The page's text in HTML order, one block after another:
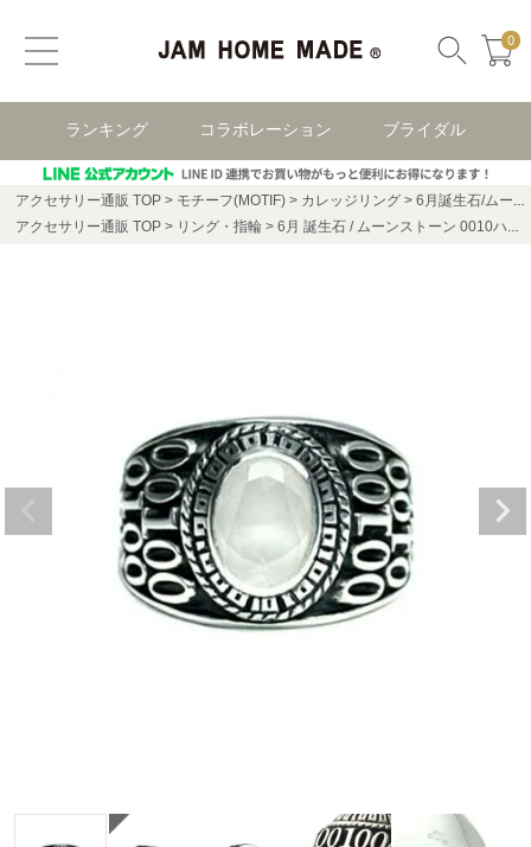
0
ランキング コラボレーション ブライダル
アクセサリー通販 TOP モチーフ(MOTIF) カレッジリング
6月誕生石/ムーンストーン0010ハイブリッドカレッジリングS/指輪
アクセサリー通販 TOP
リング・指輪 6月 誕生石 / ムーンストーン 0010ハイブリッド カレッジリング S / 指輪